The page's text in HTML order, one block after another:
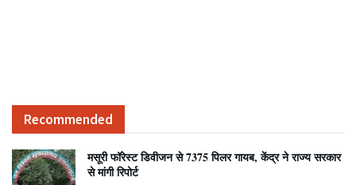
Recommended
मसूरी फॉरेस्ट डिवीजन से 7375 पिलर गायब, केंद्र ने राज्य सरकार
से मांगी रिपोर्ट